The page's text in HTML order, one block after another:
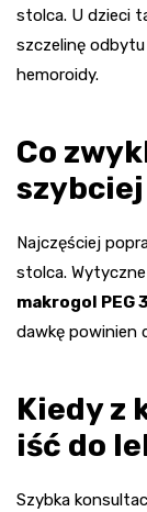
stolca. U dzieci
szczelinę
hemoroidy.
Co
Najczęściej
stolca. Wytyczne
makrogol PEG
dawkę powinien
Kiedy z
iść do
Szybka